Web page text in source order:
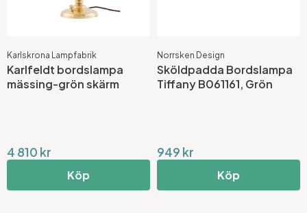
Karlskrona Lampfabrik
Karlfeldt bordslampa
mässing-grön skärm
4 810 kr
Köp
Norrsken Design
Sköldpadda Bordslampa
Tiffany B061161, Grön
949 kr
Köp